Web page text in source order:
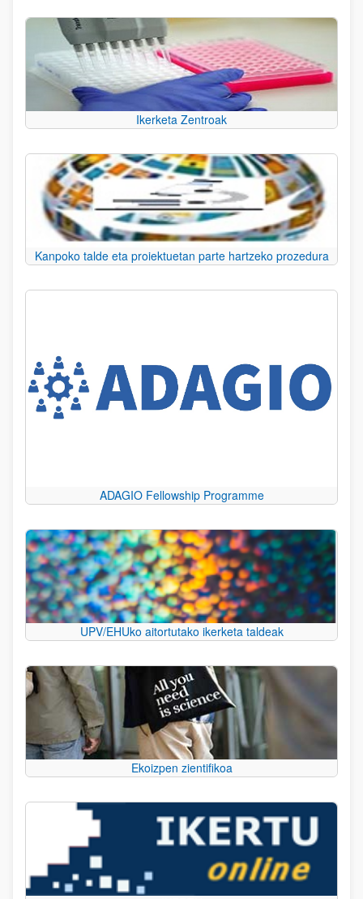
Ikerketa Zentroak
Kanpoko talde eta proiektuetan parte hartzeko prozedura
ADAGIO Fellowship Programme
UPV/EHUko aitortutako ikerketa taldeak
Ekoizpen zientifikoa